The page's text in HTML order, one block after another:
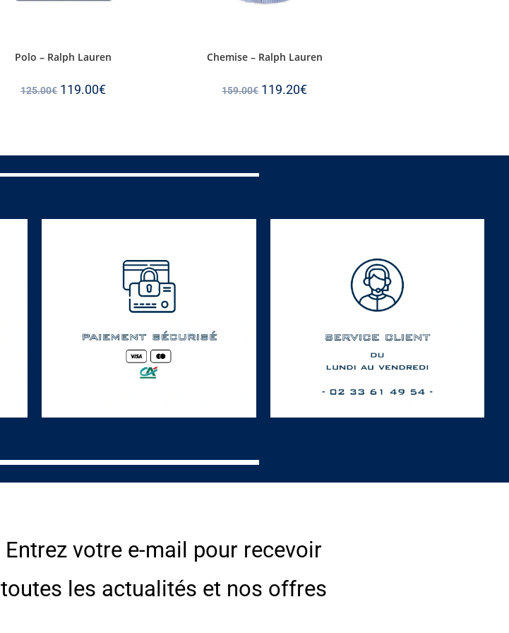
Polo – Ralph Lauren
125.00€ 119.00€
Chemise – Ralph Lauren
159.00€ 119.20€
Entrez votre e-mail pour recevoir
toutes les actualités et nos offres